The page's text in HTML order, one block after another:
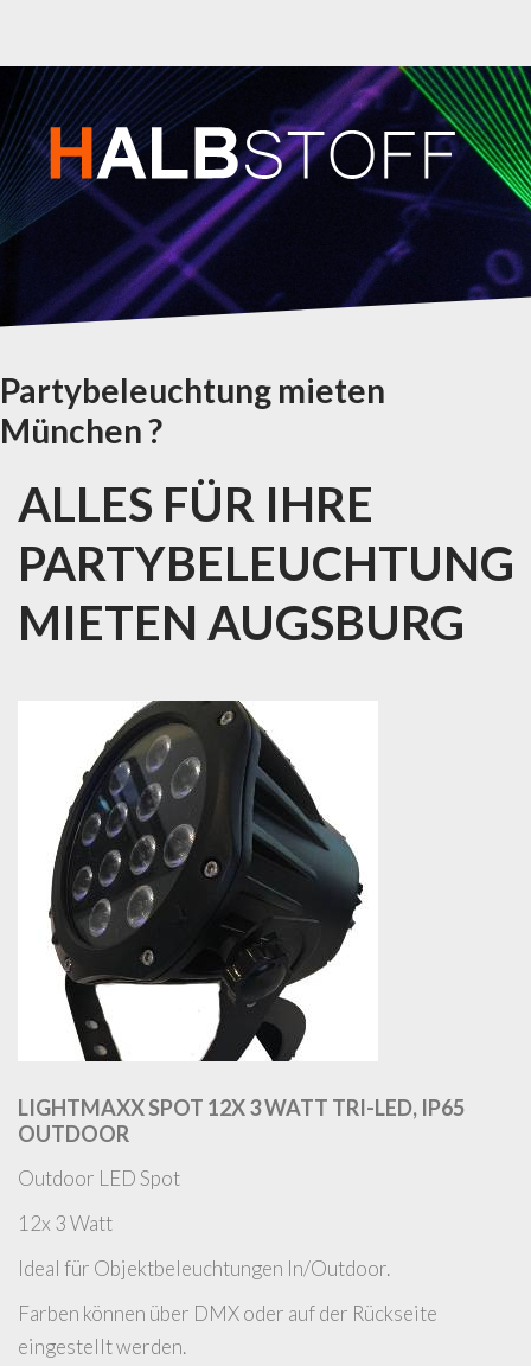
Partybeleuchtung mieten
München ?
ALLES FÜR IHRE
PARTYBELEUCHTUNG
MIETEN AUGSBURG
LIGHTMAXX SPOT 12X 3 WATT TRI-LED, IP65
OUTDOOR
Outdoor LED Spot
12x 3 Watt
Ideal für Objektbeleuchtungen In/Outdoor.
Farben können über DMX oder auf der Rückseite
eingestellt werden.